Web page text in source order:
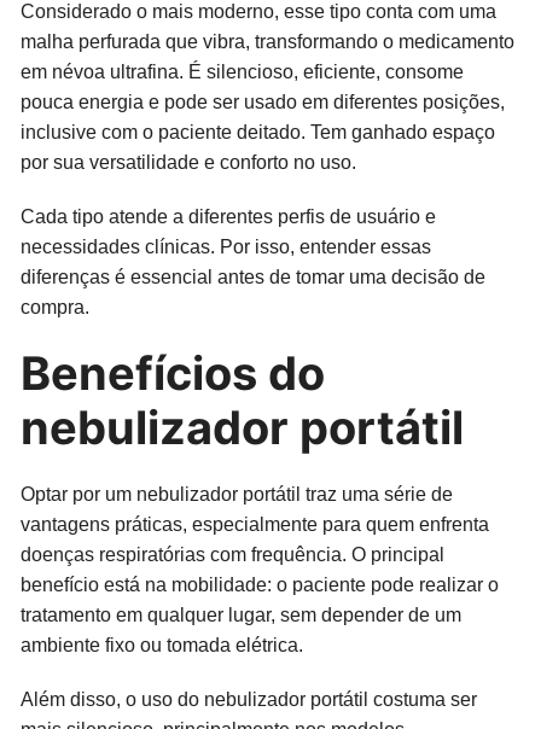
Considerado o mais moderno, esse tipo conta com uma
malha perfurada que vibra, transformando o medicamento
em névoa ultrafina. É silencioso, eficiente, consome
pouca energia e pode ser usado em diferentes posições,
inclusive com o paciente deitado. Tem ganhado espaço
por sua versatilidade e conforto no uso.
Cada tipo atende a diferentes perfis de usuário e
necessidades clínicas. Por isso, entender essas
diferenças é essencial antes de tomar uma decisão de
compra.
Benefícios do
nebulizador portátil
Optar por um nebulizador portátil traz uma série de
vantagens práticas, especialmente para quem enfrenta
doenças respiratórias com frequência. O principal
benefício está na mobilidade: o paciente pode realizar o
tratamento em qualquer lugar, sem depender de um
ambiente fixo ou tomada elétrica.
Além disso, o uso do nebulizador portátil costuma ser